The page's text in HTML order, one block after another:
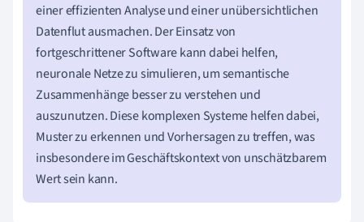
einer effizienten Analyse und einer unübersichtlichen
Datenflut ausmachen. Der Einsatz von
fortgeschrittener Software kann dabei helfen,
neuronale Netze zu simulieren, um semantische
Zusammenhänge besser zu verstehen und
auszunutzen. Diese komplexen Systeme helfen dabei,
Muster zu erkennen und Vorhersagen zu treffen, was
insbesondere im Geschäftskontext von unschätzbarem
Wert sein kann.